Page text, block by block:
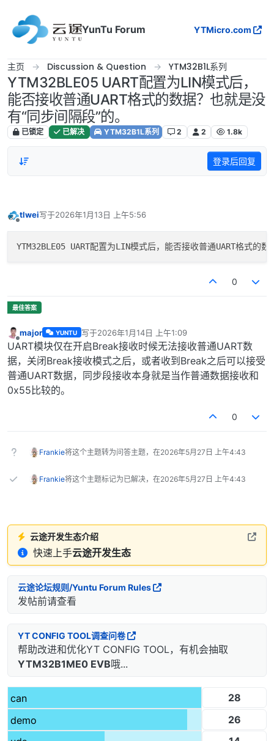
YunTu Forum
YTMicro.com
主页 Discussion & Question YTM32B1L系列
YTM32BLE05 UART配置为LIN模式后，
能否接收普通UART格式的数据？也就是没
有“同步间隔段”的。
已锁定 已解决 YTM32B1L系列 2 2 1.8k
登录后回复
tlwei写于2026年1月13日 上午5:56
最后由 编辑
0
离线
major YUNTU 写于2026年1月14日 上午1:09
最后由 编辑
UART模块仅在开启Break接收时候无法接收普通UART数
据，关闭Break接收模式之后，或者收到Break之后可以接受
普通UART数据，同步段接收本身就是当作普通数据接收和
0x55比较的。
0
Frankie将这个主题转为问答主题，在2026年5月27日 上午4:43
Frankie将这个主题标记为已解决，在2026年5月27日 上午4:43
云途开发生态介绍
快速上手云途开发生态
云途论坛规则/Yuntu Forum Rules
发帖前请查看
YT CONFIG TOOL调查问卷
帮助改进和优化YT CONFIG TOOL，有机会抽取
YTM32B1ME0 EVB哦...
can
28
demo
26